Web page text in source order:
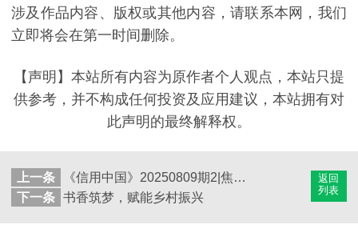
涉及作品内容、版权或其他内容，请联系本网，我们
立即将会在第一时间删除。
【声明】本站所有内容为原作者个人观点，本站只提
供参考，并不构成任何投资及应用建议，本站拥有对
此声明的最终解释权。
返回
列表
上一条
《信用中国》20250809期2|焦伟丽：守护绿水青山的科技力量
下一条 书香筑梦，赋能乡村振兴